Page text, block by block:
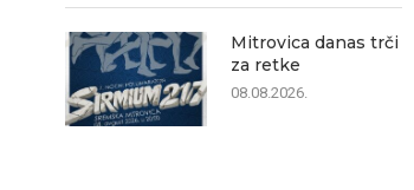
Mitrovica danas trči
za retke
08.08.2026.